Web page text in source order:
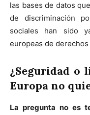
las bases de datos
de discriminación
sociales han sido
europeas de
¿Seguridad o
Europa no
La pregunta no es